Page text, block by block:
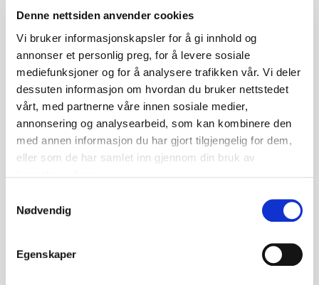
Denne nettsiden anvender cookies
Vi bruker informasjonskapsler for å gi innhold og
annonser et personlig preg, for å levere sosiale
mediefunksjoner og for å analysere trafikken vår. Vi deler
dessuten informasjon om hvordan du bruker nettstedet
vårt, med partnerne våre innen sosiale medier,
annonsering og analysearbeid, som kan kombinere den
med annen informasjon du har gjort tilgjengelig for dem,
eller som de har samlet inn gjennom din bruk av
Nødvendig
Egenskaper
Bransjenorm for kantsikring ved arbeid
Endelig har vi en norm med tydelige føringer for hva